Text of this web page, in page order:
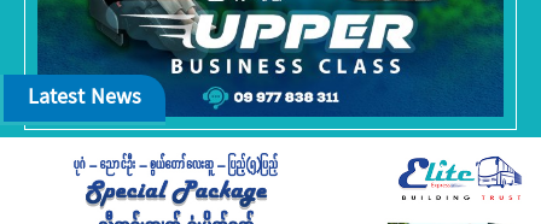
Latest News